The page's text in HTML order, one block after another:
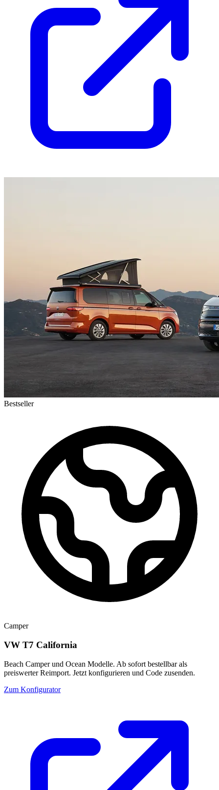
Bestseller
Camper
VW T7 California
Beach Camper und Ocean Modelle. Ab sofort bestellbar als
preiswerter Reimport. Jetzt konfigurieren und Code zusenden.
Zum Konfigurator